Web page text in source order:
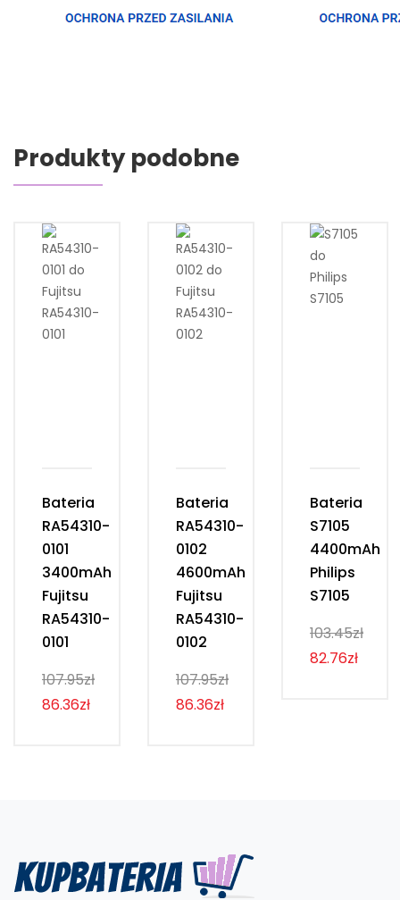
Produkty podobne
Bateria
RA54310-
0101
3400mAh
Fujitsu
RA54310-
0101
107.95zł
86.36zł
Bateria
RA54310-
0102
4600mAh
Fujitsu
RA54310-
0102
107.95zł
86.36zł
Bateria
S7105
4400mAh
Philips
S7105
103.45zł
82.76zł